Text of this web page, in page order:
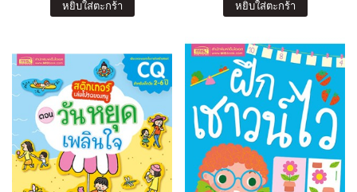
หยิบใส่ตะกร้า หยิบใส่ตะกร้า